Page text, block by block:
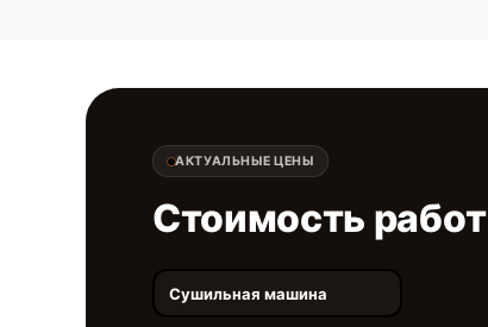
АКТУАЛЬНЫЕ ЦЕНЫ
Стоимость работ
Сушильная машина